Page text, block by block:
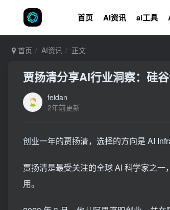
首页 AI资讯 ai工具
首页 AI资讯 正文
贾扬清分享AI行业洞察：硅
feidan
2年前更新
创业一年的贾扬清，选择的方向是 AI
贾扬清是最受关注的全球 AI 科学家之
用。